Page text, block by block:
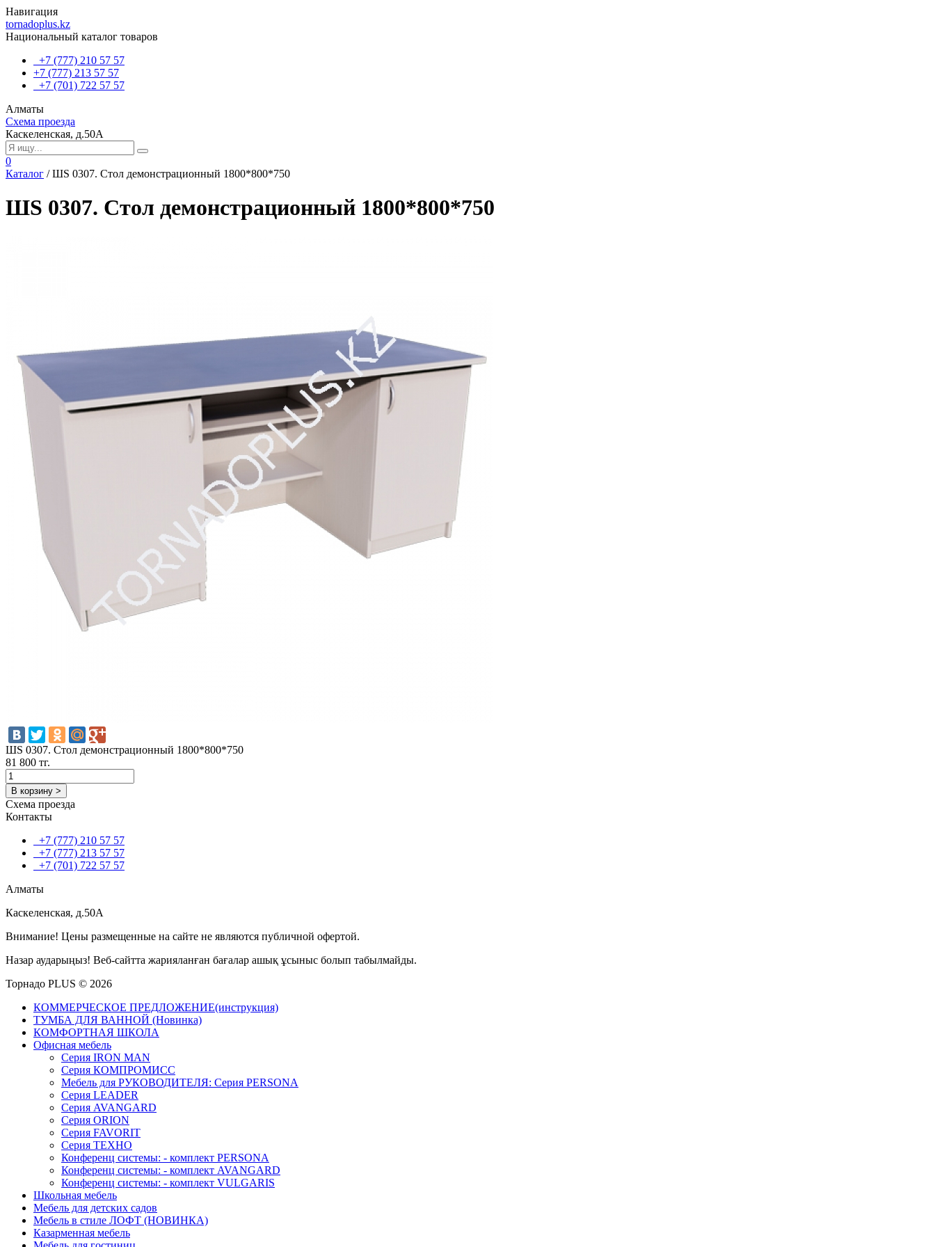
Навигация
tornadoplus.kz
Национальный каталог товаров
+7 (777) 210 57 57
+7 (777) 213 57 57
+7 (701) 722 57 57
Алматы
Схема проезда
Каскеленская, д.50А
0
Каталог /ШS 0307. Стол демонстрационный 1800*800*750
ШS 0307. Стол демонстрационный 1800*800*750
ШS 0307. Стол демонстрационный 1800*800*750
81 800 тг.
В корзину >
Схема проезда
Контакты
+7 (777) 210 57 57
+7 (777) 213 57 57
+7 (701) 722 57 57
Алматы
Каскеленская, д.50А
Внимание! Цены размещенные на сайте не являются публичной офертой.
Назар аударыңыз! Веб-сайтта жарияланған бағалар ашық ұсыныс болып табылмайды.
Торнадо PLUS © 2026
КОММЕРЧЕСКОЕ ПРЕДЛОЖЕНИЕ(инструкция)
ТУМБА ДЛЯ ВАННОЙ (Новинка)
КОМФОРТНАЯ ШКОЛА
Офисная мебель
Серия IRON MAN
Серия КОМПРОМИСС
Мебель для РУКОВОДИТЕЛЯ: Серия PERSONA
Серия LEADER
Серия AVANGARD
Серия ORION
Серия FAVORIT
Серия ТЕХНО
Конференц системы: - комплект PERSONA
Конференц системы: - комплект AVANGARD
Конференц системы: - комплект VULGARIS
Школьная мебель
Мебель для детских садов
Мебель в стиле ЛОФТ (НОВИНКА)
Казарменная мебель